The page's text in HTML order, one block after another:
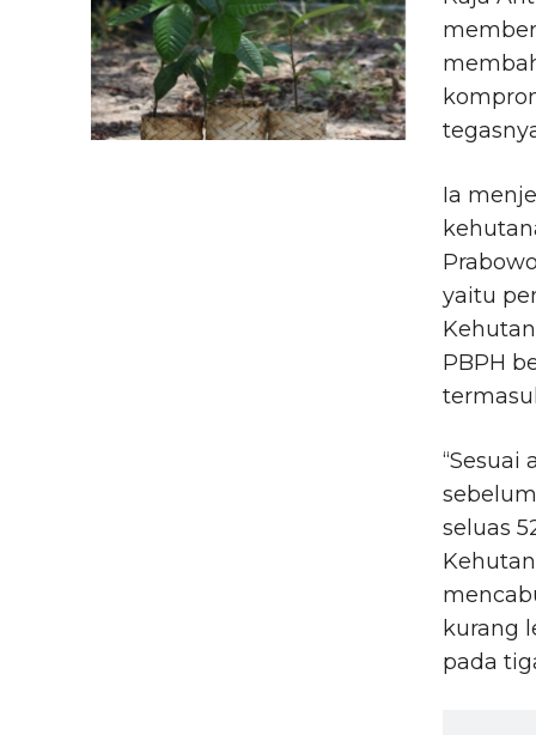
Ia
yaitu
PBPH
“Sesuai
seluas
kurang
pada